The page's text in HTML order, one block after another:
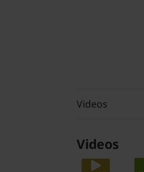
Videos
Videos